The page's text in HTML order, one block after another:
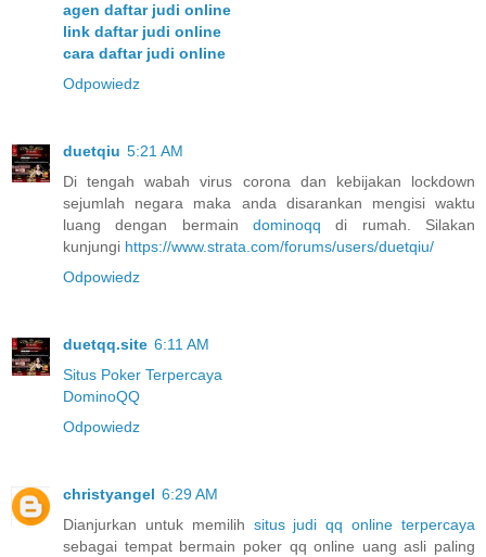
agen daftar judi online
link daftar judi online
cara daftar judi online
Odpowiedz
duetqiu 5:21 AM
Di tengah wabah virus corona dan kebijakan lockdown
sejumlah negara maka anda disarankan mengisi waktu
luang dengan bermain dominoqq di rumah. Silakan
kunjungi https://www.strata.com/forums/users/duetqiu/
Odpowiedz
duetqq.site 6:11 AM
Situs Poker Terpercaya
DominoQQ
Odpowiedz
christyangel 6:29 AM
Dianjurkan untuk memilih situs judi qq online terpercaya
sebagai tempat bermain poker qq online uang asli paling